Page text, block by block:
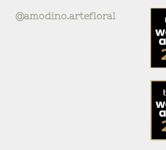
@amodino.artefloral